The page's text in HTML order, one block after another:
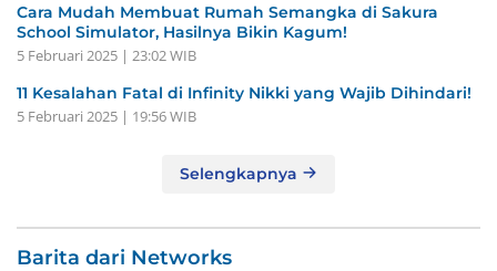
Cara Mudah Membuat Rumah Semangka di Sakura
School Simulator, Hasilnya Bikin Kagum!
5 Februari 2025 | 23:02 WIB
11 Kesalahan Fatal di Infinity Nikki yang Wajib Dihindari!
5 Februari 2025 | 19:56 WIB
Selengkapnya
Barita dari Networks